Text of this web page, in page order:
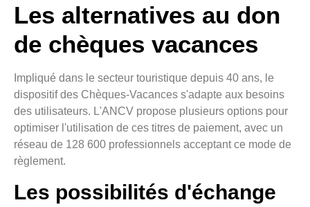
Les alternatives au don
de chèques vacances
Impliqué dans le secteur touristique depuis 40 ans, le
dispositif des Chèques-Vacances s'adapte aux besoins
des utilisateurs. L'ANCV propose plusieurs options pour
optimiser l'utilisation de ces titres de paiement, avec un
réseau de 128 600 professionnels acceptant ce mode de
règlement.
Les possibilités d'échange